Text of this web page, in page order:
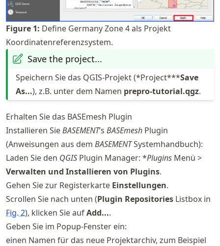
Figure 1: Define Germany Zone 4 als Projekt
Koordinatenreferenzsystem.
Save the project...
Speichern Sie das QGIS-Projekt (*Project***Save
As...), z.B. unter dem Namen prepro-tutorial.qgz.
Erhalten Sie das BASEmesh Plugin
Installieren SieBASEMENT’s BASEmesh Plugin
(Anweisungen aus dem BASEMENTSystemhandbuch):
Laden Sie den QGIS Plugin Manager: *Plugins Menü >
Verwalten und Installieren von Plugins.
Gehen Sie zur Registerkarte Einstellungen.
Scrollen Sie nach unten (Plugin Repositories Listbox in
Fig. 2), klicken Sie aufAdd....
Geben Sie im Popup-Fenster ein:
einen Namen für das neue Projektarchiv, zum Beispiel